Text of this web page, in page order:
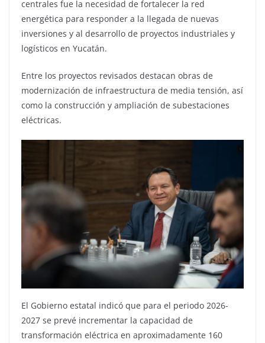
centrales fue la necesidad de fortalecer la red
energética para responder a la llegada de nuevas
inversiones y al desarrollo de proyectos industriales y
logísticos en Yucatán.
Entre los proyectos revisados destacan obras de
modernización de infraestructura de media tensión, así
como la construcción y ampliación de subestaciones
eléctricas.
El Gobierno estatal indicó que para el periodo 2026-
2027 se prevé incrementar la capacidad de
transformación eléctrica en aproximadamente 160